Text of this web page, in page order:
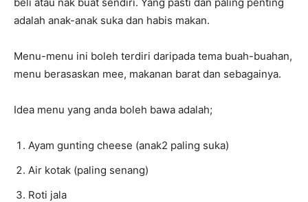
adalah anak-anak suka dan habis makan.
Menu-menu ini boleh terdiri daripada tema buah-buahan,
menu berasaskan mee, makanan barat dan sebagainya.
Idea menu yang anda boleh bawa adalah;
Ayam gunting cheese (anak2 paling suka)
Air kotak (paling senang)
Roti jala